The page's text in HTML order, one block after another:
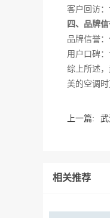
客户回访
四、品牌
品牌信誉
用户口碑
综上所述
美的空调
上一篇:
相关推荐